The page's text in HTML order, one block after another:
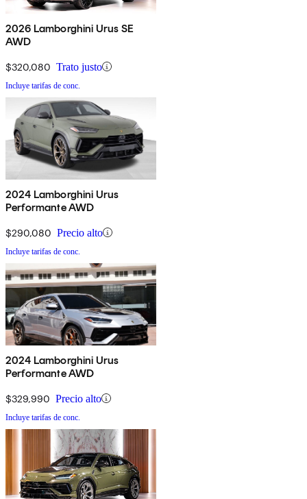
2026 Lamborghini Urus SE
AWD
$320,080 Trato justo
Incluye tarifas de conc.
2024 Lamborghini Urus
Performante AWD
$290,080 Precio alto
Incluye tarifas de conc.
2024 Lamborghini Urus
Performante AWD
$329,990 Precio alto
Incluye tarifas de conc.